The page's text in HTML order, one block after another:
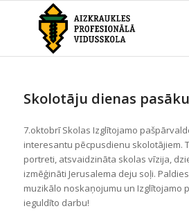
Skolotāju dienas
7.oktobrī Skolas Izglītojamo
interesantu pēcpusdienu skolotājiem.
portreti, atsvaidzināta skolas vīzija,
izmēģināti Jerusalema deju soļi.
muzikālo noskaņojumu un Izglītojamo
ieguldīto darbu!